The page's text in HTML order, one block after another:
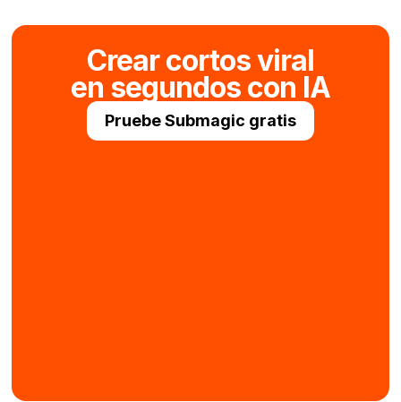
Crear cortos viral
en segundos con IA
Pruebe Submagic gratis